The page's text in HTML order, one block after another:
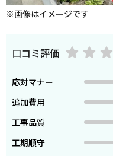
※画像はイメージです
口コミ評価
応対マナー
追加費用
工事品質
工期順守